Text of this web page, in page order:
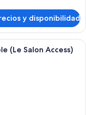
y disponibilidad
de hotel moderna
(Le Salon Access)